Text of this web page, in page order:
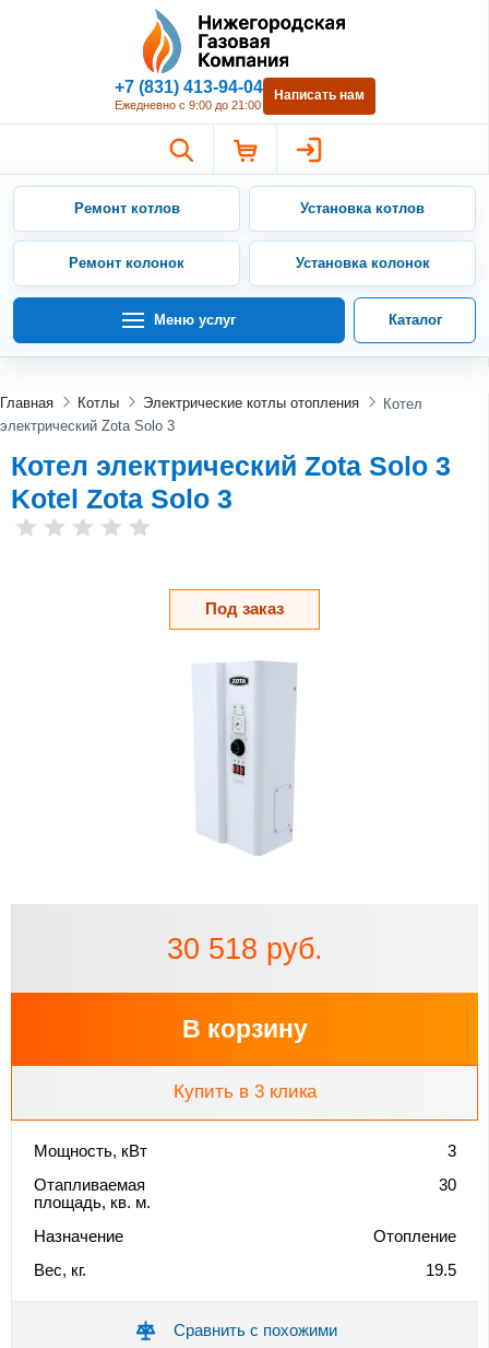
Нижегородская Газовая
+7 (831) 413-94-04
Ежедневно с 9:00 до 21:00
Написать нам
Ремонт котлов Установка котлов
Ремонт колонок Установка колонок
Меню услуг Каталог
Главная Котлы Электрические котлы отопления
Котел
электрический Zota Solo 3
Котел электрический Zota Solo 3
Kotel Zota Solo 3
Под заказ
30 518 руб.
В корзину
Купить в 3 клика
Мощность, кВт
3
Отапливаемая
площадь, кв. м.
30
Назначение
Отопление
Вес, кг.
19.5
Сравнить с похожими